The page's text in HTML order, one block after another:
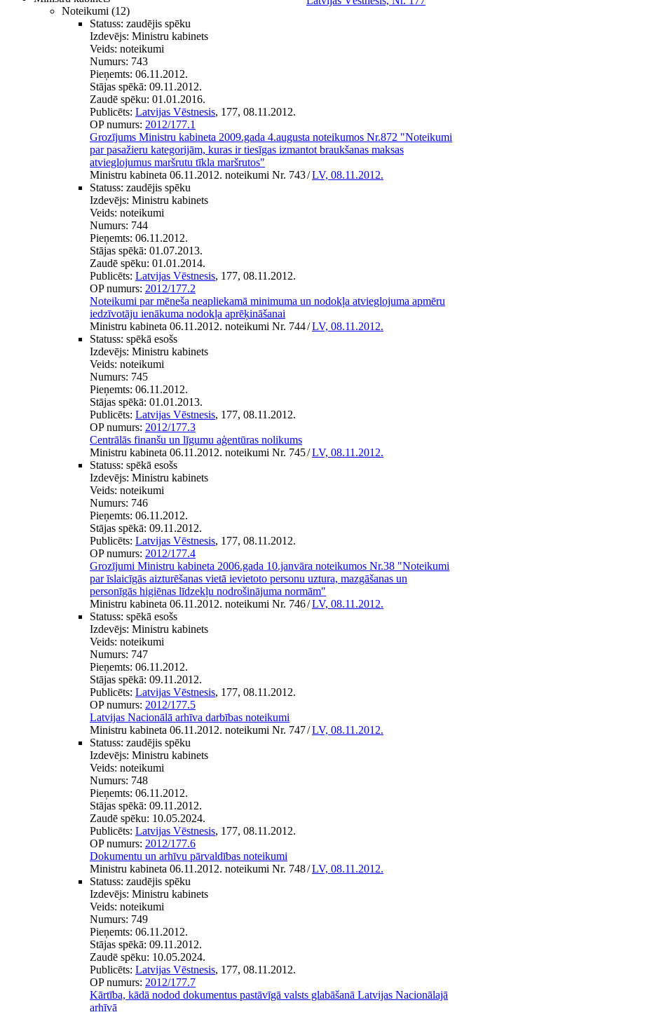
Noteikumi (12)
Statuss: zaudējis spēku
Izdevējs: Ministru kabinets
Veids: noteikumi
Numurs: 743
Pieņemts: 06.11.2012.
Stājas spēkā: 09.11.2012.
Zaudē spēku: 01.01.2016.
Publicēts: Latvijas Vēstnesis, 177, 08.11.2012.
OP numurs: 2012/177.1
Grozījums Ministru kabineta 2009.gada 4.augusta noteikumos Nr.872 "Noteikumi
par pasažieru kategorijām, kuras ir tiesīgas izmantot braukšanas maksas
atvieglojumus maršrutu tīkla maršrutos"
Ministru kabineta 06.11.2012. noteikumi Nr. 743/LV, 08.11.2012.
Statuss: zaudējis spēku
Izdevējs: Ministru kabinets
Veids: noteikumi
Numurs: 744
Pieņemts: 06.11.2012.
Stājas spēkā: 01.07.2013.
Zaudē spēku: 01.01.2014.
Publicēts: Latvijas Vēstnesis, 177, 08.11.2012.
OP numurs: 2012/177.2
Noteikumi par mēneša neapliekamā minimuma un nodokļa atvieglojuma apmēru
iedzīvotāju ienākuma nodokļa aprēķināšanai
Ministru kabineta 06.11.2012. noteikumi Nr. 744/LV, 08.11.2012.
Statuss: spēkā esošs
Izdevējs: Ministru kabinets
Veids: noteikumi
Numurs: 745
Pieņemts: 06.11.2012.
Stājas spēkā: 01.01.2013.
Publicēts: Latvijas Vēstnesis, 177, 08.11.2012.
OP numurs: 2012/177.3
Centrālās finanšu un līgumu aģentūras nolikums
Ministru kabineta 06.11.2012. noteikumi Nr. 745/LV, 08.11.2012.
Statuss: spēkā esošs
Izdevējs: Ministru kabinets
Veids: noteikumi
Numurs: 746
Pieņemts: 06.11.2012.
Stājas spēkā: 09.11.2012.
Publicēts: Latvijas Vēstnesis, 177, 08.11.2012.
OP numurs: 2012/177.4
Grozījumi Ministru kabineta 2006.gada 10.janvāra noteikumos Nr.38 "Noteikumi
par īslaicīgās aizturēšanas vietā ievietoto personu uztura, mazgāšanas un
personīgās higiēnas līdzekļu nodrošinājuma normām"
Ministru kabineta 06.11.2012. noteikumi Nr. 746/LV, 08.11.2012.
Statuss: spēkā esošs
Izdevējs: Ministru kabinets
Veids: noteikumi
Numurs: 747
Pieņemts: 06.11.2012.
Stājas spēkā: 09.11.2012.
Publicēts: Latvijas Vēstnesis, 177, 08.11.2012.
OP numurs: 2012/177.5
Latvijas Nacionālā arhīva darbības noteikumi
Ministru kabineta 06.11.2012. noteikumi Nr. 747/LV, 08.11.2012.
Statuss: zaudējis spēku
Izdevējs: Ministru kabinets
Veids: noteikumi
Numurs: 748
Pieņemts: 06.11.2012.
Stājas spēkā: 09.11.2012.
Zaudē spēku: 10.05.2024.
Publicēts: Latvijas Vēstnesis, 177, 08.11.2012.
OP numurs: 2012/177.6
Dokumentu un arhīvu pārvaldības noteikumi
Ministru kabineta 06.11.2012. noteikumi Nr. 748/LV, 08.11.2012.
Statuss: zaudējis spēku
Izdevējs: Ministru kabinets
Veids: noteikumi
Numurs: 749
Pieņemts: 06.11.2012.
Stājas spēkā: 09.11.2012.
Zaudē spēku: 10.05.2024.
Publicēts: Latvijas Vēstnesis, 177, 08.11.2012.
OP numurs: 2012/177.7
Kārtība, kādā nodod dokumentus pastāvīgā valsts glabāšanā Latvijas Nacionālajā
arhīvā